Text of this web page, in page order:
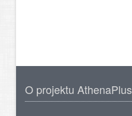
O projektu AthenaPlus